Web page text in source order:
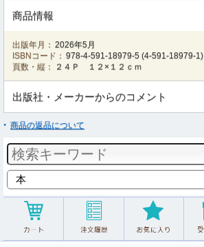
商品情報
出版年月： 2026年5月
ISBNコード： 978-4-591-18979-5 (4-591-18979-1)
頁数・縦：
２４Ｐ １２×１２ｃｍ
出版社・メーカーからのコメント
商品の返品について